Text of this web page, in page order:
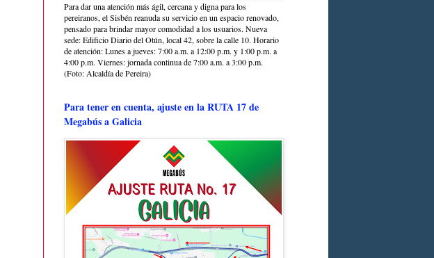
Para dar una atención más ágil, cercana y digna para los
pereiranos, el Sisbén reanuda su servicio en un espacio renovado,
pensado para brindar mayor comodidad a los usuarios. Nueva
sede: Edificio Diario del Otún, local 42, sobre la calle 10. Horario
de atención: Lunes a jueves: 7:00 a.m. a 12:00 p.m. y 1:00 p.m. a
4:00 p.m. Viernes: jornada continua de 7:00 a.m. a 3:00 p.m.
(Foto: Alcaldía de Pereira)
Para tener en cuenta, ajuste en la RUTA 17 de
Megabús a Galicia